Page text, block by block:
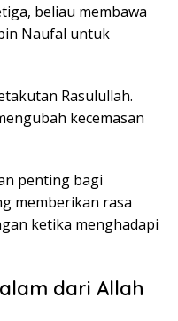
beliau membawa
Naufal untuk
Rasulullah.
kecemasan
penting bagi
memberikan rasa
ketika menghadapi
dari Allah